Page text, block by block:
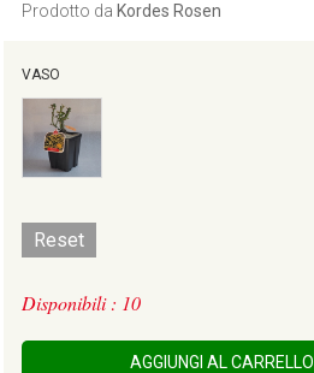
Prodotto da Kordes Rosen
VASO
Reset
Disponibili : 10
AGGIUNGI AL CARRELLO